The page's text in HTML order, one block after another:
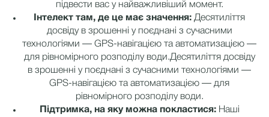
підвести вас у найважливіший момент.
Інтелект там, де це має значення: Десятиліття
досвіду в зрошенні у поєднані з сучасними
технологіями — GPS-навігацією та автоматизацією —
для рівномірного розподілу води.Десятиліття досвіду
в зрошенні у поєднані з сучасними технологіями —
GPS-навігацією та автоматизацією — для
рівномірного розподілу води.
Підтримка, на яку можна покластися: Наші